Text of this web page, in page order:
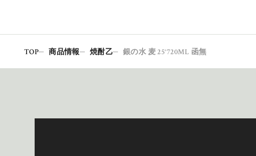
TOP 商品情報 焼酎乙 銀の水 麦 25°720ML 函無